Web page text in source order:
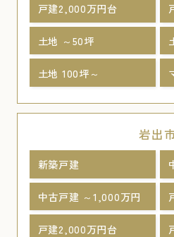
戸建2,000万円台
土地 ～50坪
土地 100坪～
岩出
新築戸建
中古戸建 ～1,000万円
戸建2,000万円台